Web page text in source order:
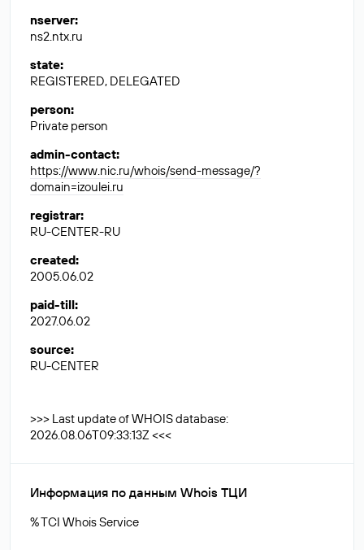
nserver:
ns2.ntx.ru
state:
REGISTERED, DELEGATED
person:
Private person
admin-contact:
https://www.nic.ru/whois/send-message/?
domain=izoulei.ru
registrar:
RU-CENTER-RU
created:
2005.06.02
paid-till:
2027.06.02
source:
RU-CENTER
>>> Last update of WHOIS database:
2026.08.06T09:33:13Z <<<
Информация по данным Whois ТЦИ
% TCI Whois Service